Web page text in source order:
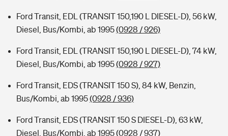
Ford Transit, EDL (TRANSIT 150,190 L DIESEL-D), 56 kW,
Diesel, Bus/Kombi, ab 1995(0928 / 926)
Ford Transit, EDL (TRANSIT 150,190 L DIESEL-D), 74 kW,
Diesel, Bus/Kombi, ab 1995(0928 / 927)
Ford Transit, EDS (TRANSIT 150 S), 84 kW, Benzin,
Bus/Kombi, ab 1995(0928 / 936)
Ford Transit, EDS (TRANSIT 150 S DIESEL-D), 63 kW,
Diesel, Bus/Kombi, ab 1995(0928 / 937)